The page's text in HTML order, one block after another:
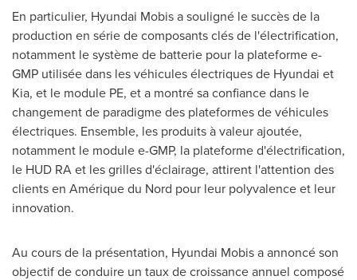
En particulier, Hyundai Mobis a souligné le succès de la
production en série de composants clés de l'électrification,
notamment le système de batterie pour la plateforme e-
GMP utilisée dans les véhicules électriques de Hyundai et
Kia, et le module PE, et a montré sa confiance dans le
changement de paradigme des plateformes de véhicules
électriques. Ensemble, les produits à valeur ajoutée,
notamment le module e-GMP, la plateforme d'électrification,
le HUD RA et les grilles d'éclairage, attirent l'attention des
clients en Amérique du Nord pour leur polyvalence et leur
innovation.
Au cours de la présentation, Hyundai Mobis a annoncé son
objectif de conduire un taux de croissance annuel composé